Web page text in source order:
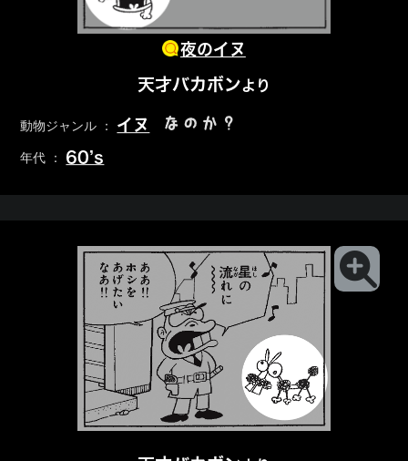
夜のイヌ
天才バカボンより
動物ジャンル ： イヌ なのか？
年代 ： 60’s